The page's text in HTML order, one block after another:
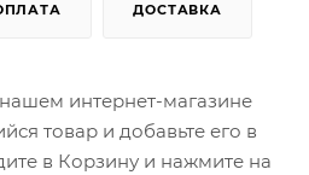
ДОСТАВКА
интернет-магазине
товар и добавьте его в
в Корзину и нажмите на